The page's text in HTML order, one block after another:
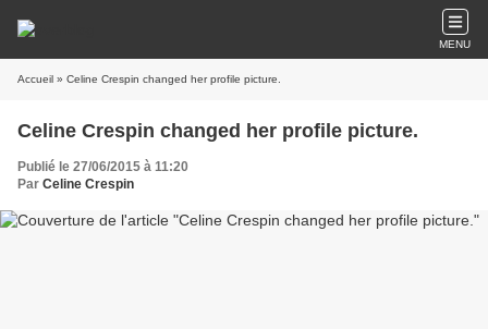
MENU
Accueil » Celine Crespin changed her profile picture.
Celine Crespin changed her profile picture.
Publié le 27/06/2015 à 11:20
Par Celine Crespin